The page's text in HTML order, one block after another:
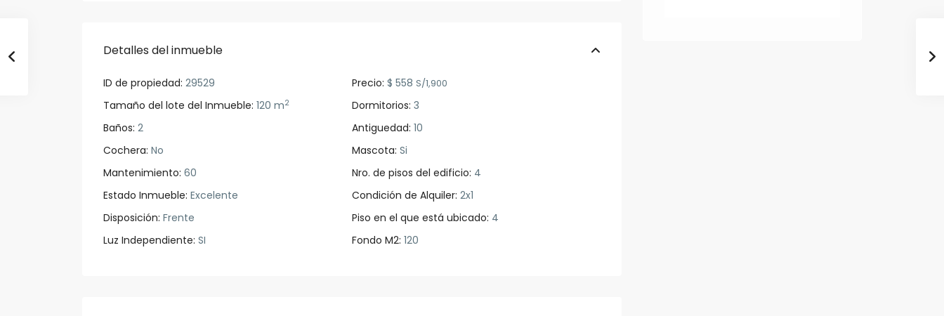
Detalles del inmueble
ID de propiedad: 29529 Precio: $ 558 S/1,900
Tamaño del lote del Inmueble: 120 m2 Dormitorios: 3
Baños: 2 Antiguedad: 10
Cochera: No Mascota: Si
Mantenimiento: 60 Nro. de pisos del edificio: 4
Estado Inmueble: Excelente Condición de Alquiler: 2x1
Disposición: Frente Piso en el que está ubicado: 4
Luz Independiente: SI Fondo M2: 120